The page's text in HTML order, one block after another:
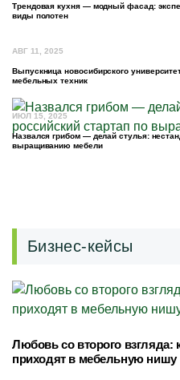
Трендовая кухня — модный фасад:
виды полотен
АВГ 11, 2025
Выпускница новосибирского
мебельных техник
ИЮЛ 15, 2025
Назвался грибом — делай стулья:
выращиванию мебели
Бизнес-кейсы
Любовь со второго взгляда:
приходят в мебельную нишу